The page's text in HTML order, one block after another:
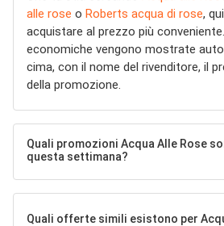
alle rose o Roberts acqua di rose,
acquistare al prezzo più
economiche vengono mostrate
cima, con il nome del rivenditore, il
della promozione.
Quali promozioni Acqua Alle Rose
questa settimana?
Quali offerte simili esistono per